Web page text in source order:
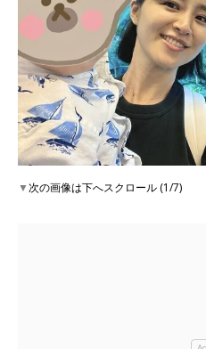
▼次の画像は下へスクロール (1/7)